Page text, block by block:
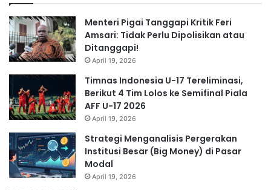
Menteri Pigai Tanggapi Kritik Feri
Amsari: Tidak Perlu Dipolisikan atau
Ditanggapi!
April 19, 2026
Timnas Indonesia U-17 Tereliminasi,
Berikut 4 Tim Lolos ke Semifinal Piala
AFF U-17 2026
April 19, 2026
Strategi Menganalisis Pergerakan
Institusi Besar (Big Money) di Pasar
Modal
April 19, 2026